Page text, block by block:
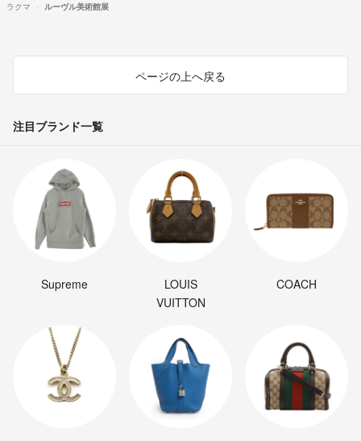
ラクマ ルーヴル美術館展
ページの上へ戻る
注目ブランド一覧
Supreme
LOUIS
VUITTON
COACH